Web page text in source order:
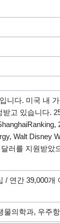
니다. 미국 내
고 있습니다.
Walt Disney
러를 지원받았
/ 연간 39,000
의학과, 우주